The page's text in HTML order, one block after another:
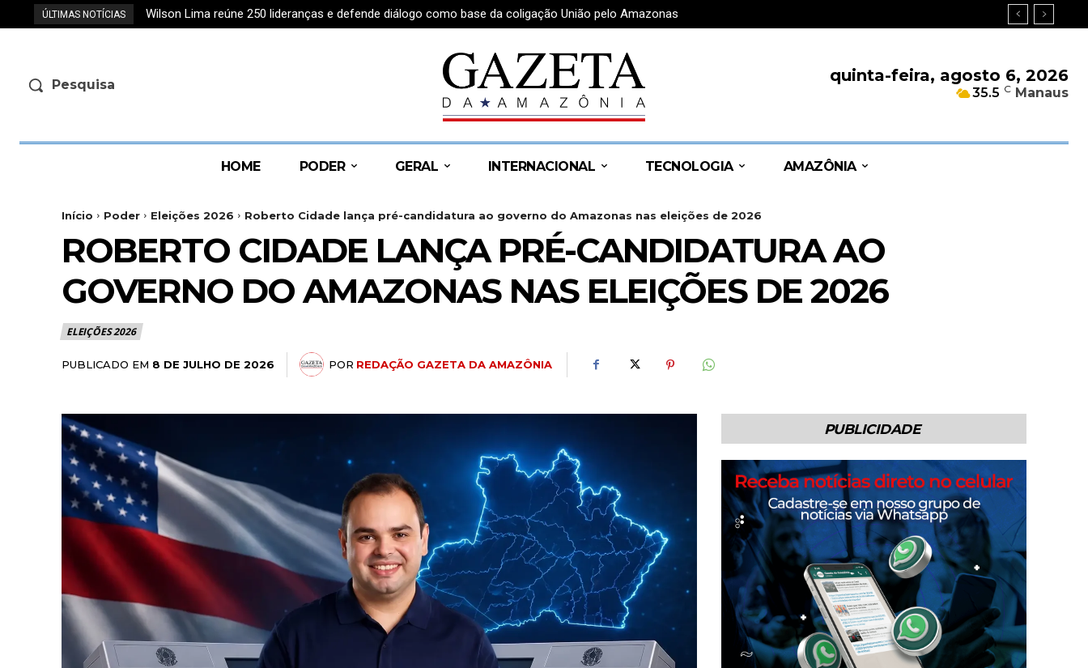
ÚLTIMAS NOTÍCIAS Wilson Lima reúne 250 lideranças e defende diálogo como base da coligação União pelo Amazonas
Pesquisa quinta-feira, agosto 6, 2026
35.5 C Manaus
HOME PODER GERAL INTERNACIONAL TECNOLOGIA AMAZÔNIA
Início Poder Eleições 2026 Roberto Cidade lança pré-candidatura ao governo do Amazonas nas eleições de 2026
ROBERTO CIDADE LANÇA PRÉ-CANDIDATURA AO
GOVERNO DO AMAZONAS NAS ELEIÇÕES DE 2026
ELEIÇÕES 2026
PUBLICADO EM 8 DE JULHO DE 2026 POR REDAÇÃO GAZETA DA AMAZÔNIA
PUBLICIDADE